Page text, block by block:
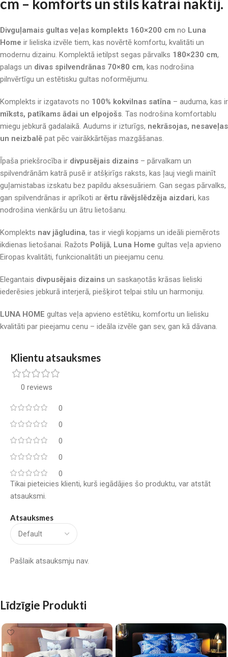
cm – komforts un stils katrai naktij.
Divguļamais gultas veļas komplekts 160×200 cm no Luna
Home ir lieliska izvēle tiem, kas novērtē komfortu, kvalitāti un
modernu dizainu. Komplektā ietilpst segas pārvalks 180×230 cm,
palags un divas spilvendrānas 70×80 cm, kas nodrošina
pilnvērtīgu un estētisku gultas noformējumu.
Komplekts ir izgatavots no 100% kokvilnas satīna – auduma, kas ir
mīksts, patīkams ādai un elpojošs. Tas nodrošina komfortablu
miegu jebkurā gadalaikā. Audums ir izturīgs, nekrāsojas, nesaveļas
un neizbalē pat pēc vairākkārtējas mazgāšanas.
Īpaša priekšrocība ir divpusējais dizains – pārvalkam un
spilvendrānām katrā pusē ir atšķirīgs raksts, kas ļauj viegli mainīt
guļamistabas izskatu bez papildu aksesuāriem. Gan segas pārvalks,
gan spilvendrānas ir aprīkoti ar ērtu rāvējslēdzēja aizdari, kas
nodrošina vienkāršu un ātru lietošanu.
Komplekts nav jāgludina, tas ir viegli kopjams un ideāli piemērots
ikdienas lietošanai. Ražots Polijā, Luna Home gultas veļa apvieno
Eiropas kvalitāti, funkcionalitāti un pieejamu cenu.
Elegantais divpusējais dizains un saskaņotās krāsas lieliski
iederēsies jebkurā interjerā, piešķirot telpai stilu un harmoniju.
LUNA HOME gultas veļa apvieno estētiku, komfortu un lielisku
kvalitāti par pieejamu cenu – ideāla izvēle gan sev, gan kā dāvana.
Klientu atsauksmes
0 reviews
0
0
0
0
0
Atsauksmes
Pašlaik atsauksmju nav.
Tikai pieteicies klienti, kurš iegādājies šo produktu, var atstāt
atsauksmi.
Līdzīgie Produkti